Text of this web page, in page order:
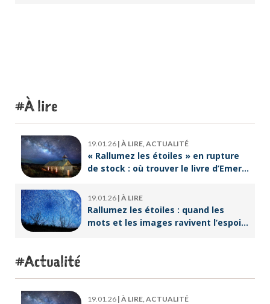
À lire
19.01.26 | À LIRE, ACTUALITÉ
« Rallumez les étoiles » en rupture
de stock : où trouver le livre d’Emeric
19.01.26 | À LIRE
Rallumez les étoiles : quand les
mots et les images ravivent l’espoir
Actualité
19.01.26 | À LIRE, ACTUALITÉ